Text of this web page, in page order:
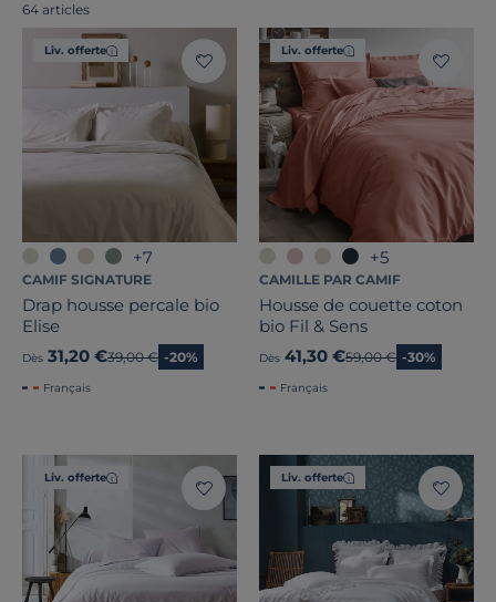
64 articles
Liv. offerte
+7
CAMIF SIGNATURE
Drap housse percale bio
Elise
Dès 31,20 €Ancien prix
39,00 € -20%
Français
Liv. offerte
+5
CAMILLE PAR CAMIF
Housse de couette coton
bio Fil & Sens
Dès 41,30 €Ancien prix
59,00 € -30%
Français
Liv. offerte Liv. offerte
Tissage